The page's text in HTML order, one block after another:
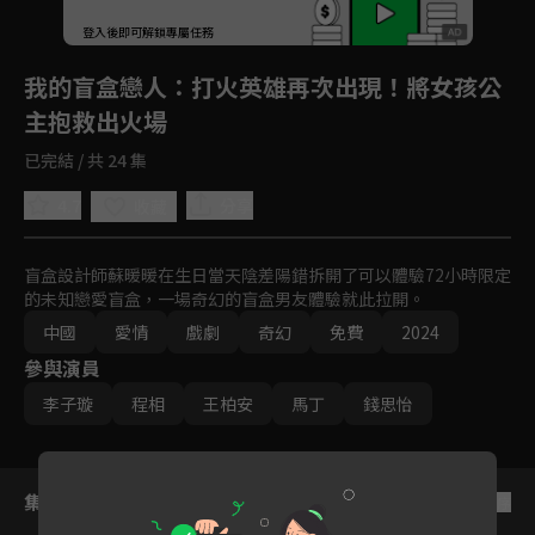
登入後即可解鎖專屬任務
我的盲盒戀人 ：打火英雄再次出現！將女孩公
主抱救出火場
已完結 / 共 24 集
盲盒設計師蘇暖暖在生日當天陰差陽錯拆開了可以體驗72小時限定
的未知戀愛盲盒，一場奇幻的盲盒男友體驗就此拉開。
中國
愛情 戲劇 奇幻 免費 2024
參與演員
李子璇 程相 王柏安 馬丁 錢思怡
集數列表